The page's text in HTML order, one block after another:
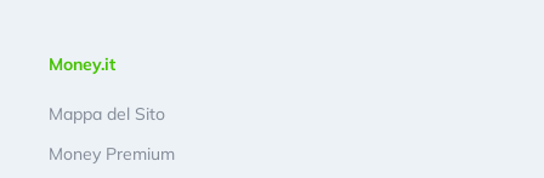
Money.it
Mappa del Sito
Money Premium